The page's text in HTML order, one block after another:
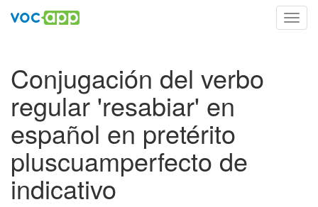
Conjugación del verbo
regular 'resabiar' en
español en pretérito
pluscuamperfecto de
indicativo